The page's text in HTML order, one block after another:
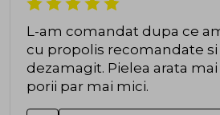
L-am comandat dupa ce
cu propolis recomandate
dezamagit. Pielea arata
porii par mai mici.